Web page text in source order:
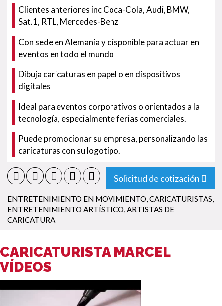
Clientes anteriores inc Coca-Cola, Audi, BMW,
Sat.1, RTL, Mercedes-Benz
Con sede en Alemania y disponible para actuar en
eventos en todo el mundo
Dibuja caricaturas en papel o en dispositivos
digitales
Ideal para eventos corporativos o orientados a la
tecnología, especialmente ferias comerciales.
Puede promocionar su empresa, personalizando las
caricaturas con su logotipo.
Solicitud de cotización
ENTRETENIMIENTO EN MOVIMIENTO,CARICATURISTAS,
ENTRETENIMIENTO ARTÍSTICO,ARTISTAS DE
CARICATURA
CARICATURISTA MARCEL
VÍDEOS